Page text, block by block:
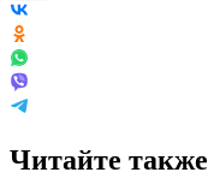
Читайте также